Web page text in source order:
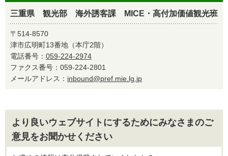
三重県 観光部 海外誘客課 MICE・高付加価値観光班
〒514-8570
津市広明町13番地（本庁2階）
電話番号： 059-224-2974
ファクス番号：059-224-2801
メールアドレス： inbound@pref.mie.lg.jp
より良いウェブサイトにするためにみなさまのご
意見をお聞かせください